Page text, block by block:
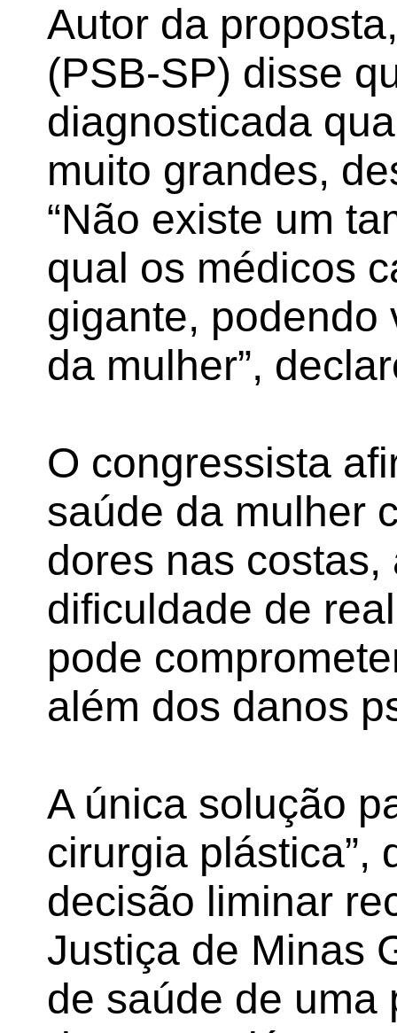
Autor da
(PSB-SP) disse
diagnosticada
muito grandes,
“Não existe um
qual os médicos
gigante, podendo
da mulher”,
O congressista
saúde da mulher
dores nas
dificuldade de
pode
além dos danos
A única solução
cirurgia plástica”,
decisão liminar
Justiça de Minas
de saúde de uma